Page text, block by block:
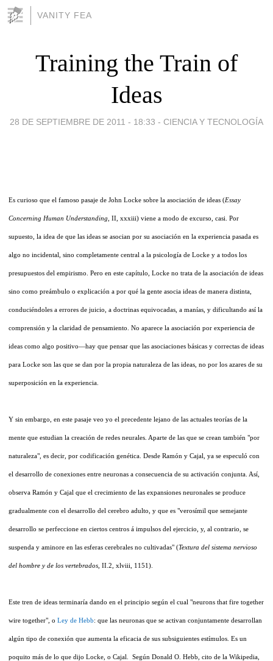
VANITY FEA
Training the Train of
Ideas
28 DE SEPTIEMBRE DE 2011 - 18:33 - CIENCIA Y TECNOLOGÍA
Es curioso que el famoso pasaje de John Locke sobre la asociación de ideas (Essay
Concerning Human Understanding, II, xxxiii) viene a modo de excurso, casi. Por
supuesto, la idea de que las ideas se asocian por su asociación en la experiencia pasada es
algo no incidental, sino completamente central a la psicología de Locke y a todos los
presupuestos del empirismo. Pero en este capítulo, Locke no trata de la asociación de ideas
sino como preámbulo o explicación a por qué la gente asocia ideas de manera distinta,
conduciéndoles a errores de juicio, a doctrinas equivocadas, a manías, y dificultando así la
comprensión y la claridad de pensamiento. No aparece la asociación por experiencia de
ideas como algo positivo—hay que pensar que las asociaciones básicas y correctas de ideas
para Locke son las que se dan por la propia naturaleza de las ideas, no por los azares de su
superposición en la experiencia.
Y sin embargo, en este pasaje veo yo el precedente lejano de las actuales teorías de la
mente que estudian la creación de redes neurales. Aparte de las que se crean también "por
naturaleza", es decir, por codificación genética. Desde Ramón y Cajal, ya se especuló con
el desarrollo de conexiones entre neuronas a consecuencia de su activación conjunta. Así,
observa Ramón y Cajal que el crecimiento de las expansiones neuronales se produce
gradualmente con el desarrollo del cerebro adulto, y que es "verosímil que semejante
desarrollo se perfeccione en ciertos centros á impulsos del ejercicio, y, al contrario, se
suspenda y aminore en las esferas cerebrales no cultivadas" (Textura del sistema nervioso
del hombre y de los vertebrados, II.2, xlviii, 1151).
Este tren de ideas terminaría dando en el principio según el cual "neurons that fire together
wire together", o Ley de Hebb: que las neuronas que se activan conjuntamente desarrollan
algún tipo de conexión que aumenta la eficacia de sus subsiguientes estímulos. Es un
poquito más de lo que dijo Locke, o Cajal. Según Donald O. Hebb, cito de la Wikipedia,